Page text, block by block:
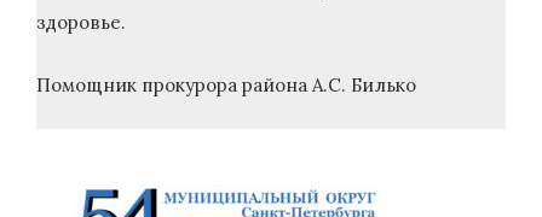
здоровье.
Помощник прокурора района А.С. Билько